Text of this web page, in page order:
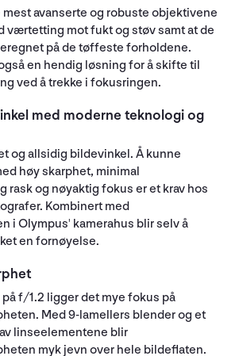
mest avanserte og robuste objektivene
værtetting mot fukt og støv samt at de
på de tøffeste forholdene.
en hendig løsning for å skifte til
ved å trekke i fokusringen.
med moderne teknologi og
og allsidig bildevinkel. Å kunne
høy skarphet, minimal
rask og nøyaktig fokus er et krav hos
Kombinert med
i Olympus' kamerahus blir selv å
en fornøyelse.
f/1.2 ligger det mye fokus på
Med 9-lamellers blender og et
linseelementene blir
myk jevn over hele bildeflaten.